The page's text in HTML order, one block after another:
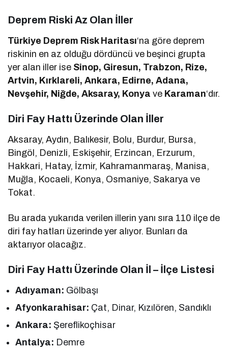
Deprem Riski Az Olan İller
Türkiye Deprem Risk Haritası‘na göre deprem
riskinin en az olduğu dördüncü ve beşinci grupta
yer alan iller ise Sinop, Giresun, Trabzon, Rize,
Artvin, Kırklareli, Ankara, Edirne, Adana,
Nevşehir, Niğde, Aksaray, Konya ve Karaman‘dır.
Diri Fay Hattı Üzerinde Olan İller
Aksaray, Aydın, Balıkesir, Bolu, Burdur, Bursa,
Bingöl, Denizli, Eskişehir, Erzincan, Erzurum,
Hakkari, Hatay, İzmir, Kahramanmaraş, Manisa,
Muğla, Kocaeli, Konya, Osmaniye, Sakarya ve
Tokat.
Bu arada yukarıda verilen illerin yanı sıra 110 ilçe de
diri fay hatları üzerinde yer alıyor. Bunları da
aktarıyor olacağız.
Diri Fay Hattı Üzerinde Olan İl – İlçe Listesi
Adıyaman: Gölbaşı
Afyonkarahisar: Çat, Dinar, Kızılören, Sandıklı
Ankara: Şereflikoçhisar
Antalya: Demre